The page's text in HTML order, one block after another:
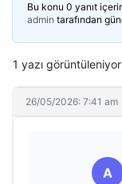
Bu konu 0 yanıt
admin tarafından
1 yazı
26/05/2026: 7:41 am
A